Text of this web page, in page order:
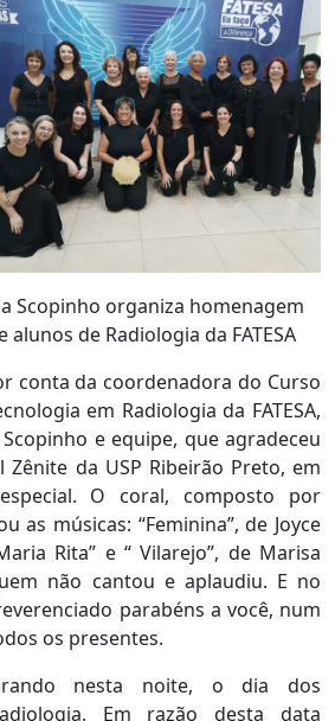
Scopinho organiza homenagem
de Radiologia da FATESA
conta da coordenadora do Curso
em Radiologia da FATESA,
e equipe, que agradeceu
Zênite da USP Ribeirão Preto, em
O coral, composto por
as músicas: “Feminina”, de Joyce
Rita” e “ Vilarejo”, de Marisa
não cantou e aplaudiu. E no
parabéns a você, num
os presentes.
nesta noite, o dia dos
Em razão desta data